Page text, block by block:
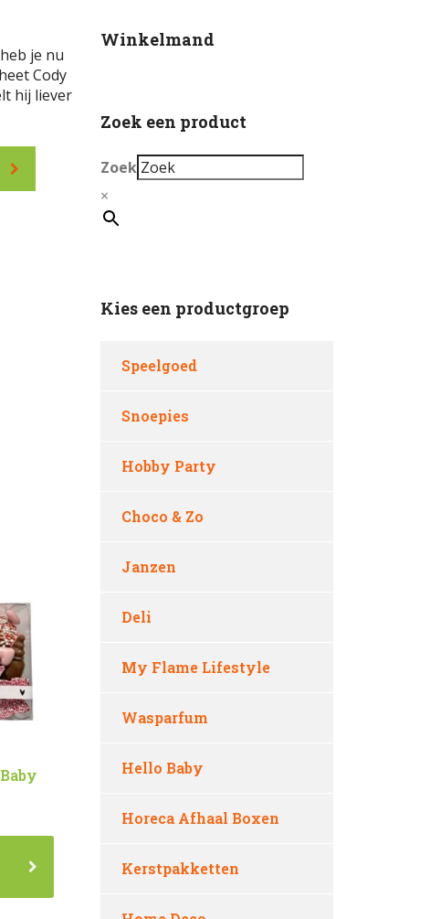
je nu
Cody
hij liever
Winkelmand
Zoek een product
Zoek
×
Kies een productgroep
Speelgoed
Snoepies
Hobby Party
Choco & Zo
Janzen
Deli
My Flame Lifestyle
Wasparfum
Hello Baby
Horeca Afhaal Boxen
Kerstpakketten